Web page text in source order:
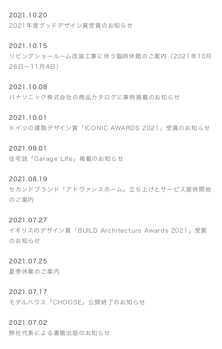
2021.10.20
2021年度グッドデザイン賞受賞のお知らせ
2021.10.15
リビングショールーム改装工事に伴う臨時休館のご案内（2021年10月
26日～11月4日）
2021.10.08
パナソニック株式会社の商品カタログに事例掲載のお知らせ
2021.10.01
ドイツの建築デザイン賞「ICONIC AWARDS 2021」受賞のお知らせ
2021.09.01
住宅誌「Garage Life」掲載のお知らせ
2021.08.19
セカンドブランド「アドヴァンスホーム」立ち上げとサービス提供開始
のご案内
2021.07.27
イギリスのデザイン賞「BUILD Architecture Awards 2021」受賞
のお知らせ
2021.07.25
夏季休業のご案内
2021.07.17
モデルハウス「CHOOSE」公開終了のお知らせ
2021.07.02
弊社代表による書籍出版のお知らせ